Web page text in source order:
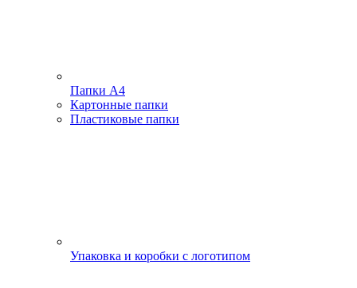
Папки А4
Картонные папки
Пластиковые папки
Упаковка и коробки с логотипом